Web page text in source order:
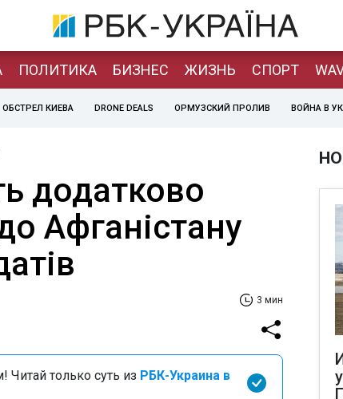
ПОЛИТИКА БИЗНЕС ЖИЗНЬ СПОРТ
ОБСТРЕЛ КИЕВА DRONE DEALS ОРМУЗСКИЙ ПРОЛИВ ВОЙНА В
додатково
Афганістану
3 мин
Читай только суть из РБК-Украина в